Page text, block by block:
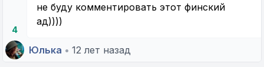
4
не буду комментировать этот финский
ад))))
Юлька • 12 лет назад